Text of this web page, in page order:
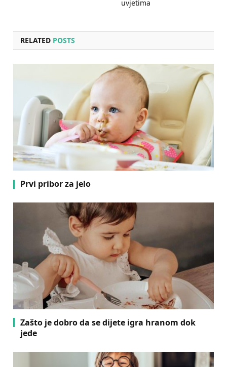
uvjetima
RELATED POSTS
Prvi pribor za jelo
Zašto je dobro da se dijete igra hranom dok
jede